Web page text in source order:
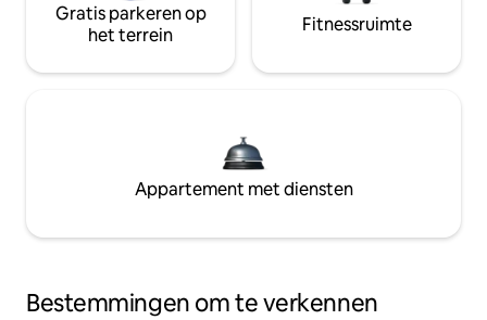
Gratis parkeren op
het terrein
Fitnessruimte
Appartement met diensten
Bestemmingen om te verkennen